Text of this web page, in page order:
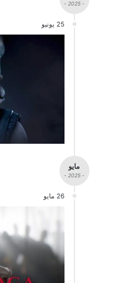
- 2025 -
25 يونيو
مايو
- 2025 -
26 مايو